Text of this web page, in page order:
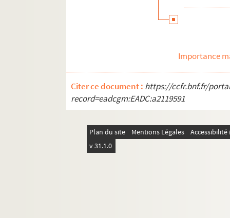
Importance
Citer ce document : https://ccfr.bnf.fr/
record=eadcgm:EADC:a2119591
Plan du site Mentions Légales
v 31.1.0